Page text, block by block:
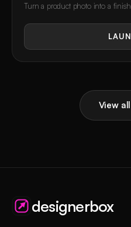
Turn a product photo into a
View
designerbox